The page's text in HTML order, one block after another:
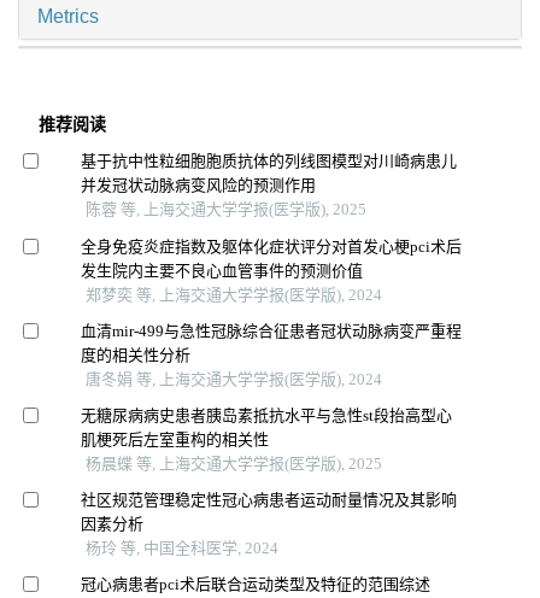
Metrics
推荐阅读
基于抗中性粒细胞胞质抗体的列线图模型对川崎病患儿
并发冠状动脉病变风险的预测作用
陈蓉 等, 上海交通大学学报(医学版), 2025
全身免疫炎症指数及躯体化症状评分对首发心梗pci术后
发生院内主要不良心血管事件的预测价值
郑梦奕 等, 上海交通大学学报(医学版), 2024
血清mir-499与急性冠脉综合征患者冠状动脉病变严重程
度的相关性分析
唐冬娟 等, 上海交通大学学报(医学版), 2024
无糖尿病病史患者胰岛素抵抗水平与急性st段抬高型心
肌梗死后左室重构的相关性
杨晨蝶 等, 上海交通大学学报(医学版), 2025
社区规范管理稳定性冠心病患者运动耐量情况及其影响
因素分析
杨玲 等, 中国全科医学, 2024
冠心病患者pci术后联合运动类型及特征的范围综述